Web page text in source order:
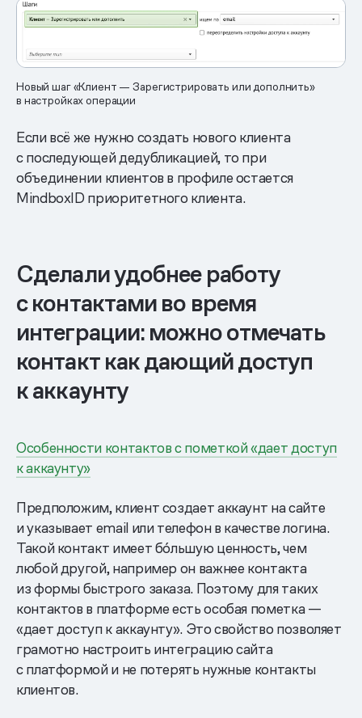
Новый шаг «Клиент — Зарегистрировать или дополнить»
в настройках операции
Если всё же нужно создать нового клиента
с последующей дедубликацией, то при
объединении клиентов в профиле остается
MindboxID приоритетного клиента.
Сделали удобнее работу
с контактами во время
интеграции: можно отмечать
контакт как дающий доступ
к аккаунту
Особенности контактов с пометкой «дает доступ
к аккаунту»
Предположим, клиент создает аккаунт на сайте
и указывает email или телефон в качестве логина.
Такой контакт имеет бóльшую ценность, чем
любой другой, например он важнее контакта
из формы быстрого заказа. Поэтому для таких
контактов в платформе есть особая пометка —
«дает доступ к аккаунту». Это свойство позволяет
грамотно настроить интеграцию сайта
с платформой и не потерять нужные контакты
клиентов.